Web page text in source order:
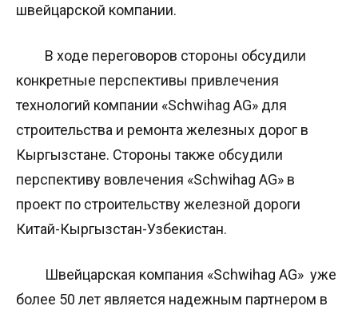
швейцарской компании.
В ходе переговоров стороны обсудили
конкретные перспективы привлечения
технологий компании «Schwihag AG» для
строительства и ремонта железных дорог в
Кыргызстане. Стороны также обсудили
перспективу вовлечения «Schwihag AG» в
проект по строительству железной дороги
Китай-Кыргызстан-Узбекистан.
Швейцарская компания «Schwihag AG» уже
более 50 лет является надежным партнером в